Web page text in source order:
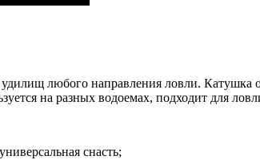
любого направления ловли.
на разных водоемах, подходит для
снасть;